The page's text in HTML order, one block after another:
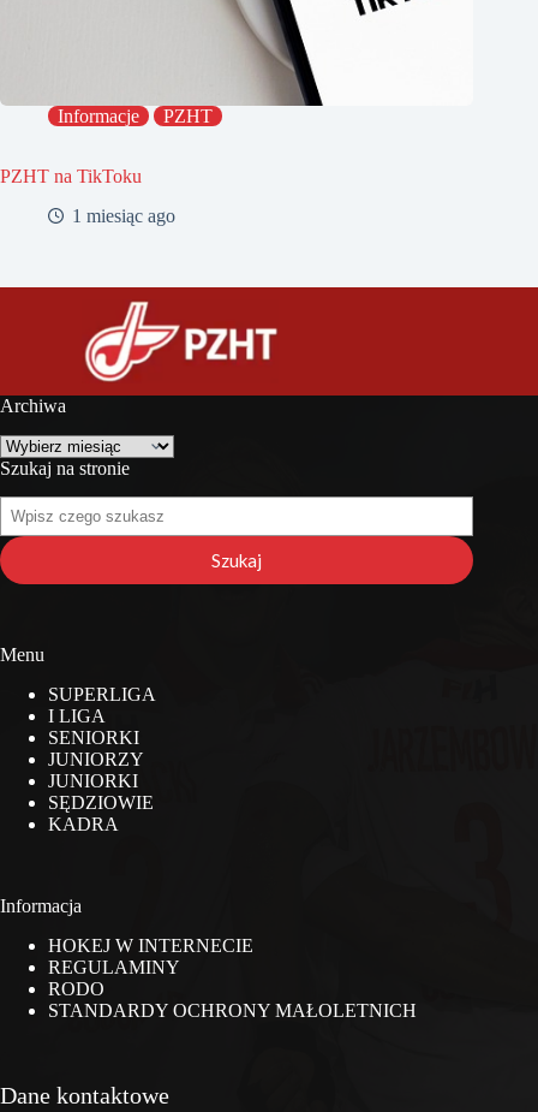
Informacje PZHT
PZHT na TikToku
1 miesiąc ago
Archiwa
Archiwa
Szukaj na stronie
Szukaj
na
stronie
Szukaj
Menu
SUPERLIGA
I LIGA
SENIORKI
JUNIORZY
JUNIORKI
SĘDZIOWIE
KADRA
Informacja
HOKEJ W INTERNECIE
REGULAMINY
RODO
STANDARDY OCHRONY MAŁOLETNICH
Dane kontaktowe